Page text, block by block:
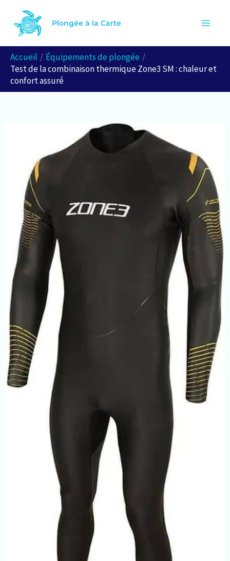
contenu
Plongée à la Carte
Accueil
Équipements de plongée
Test de la combinaison thermique Zone3 SM : chaleur et
confort assuré
e
h
e
r